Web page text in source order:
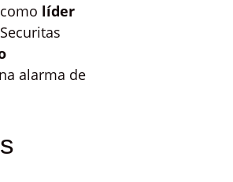
líder
alarma de